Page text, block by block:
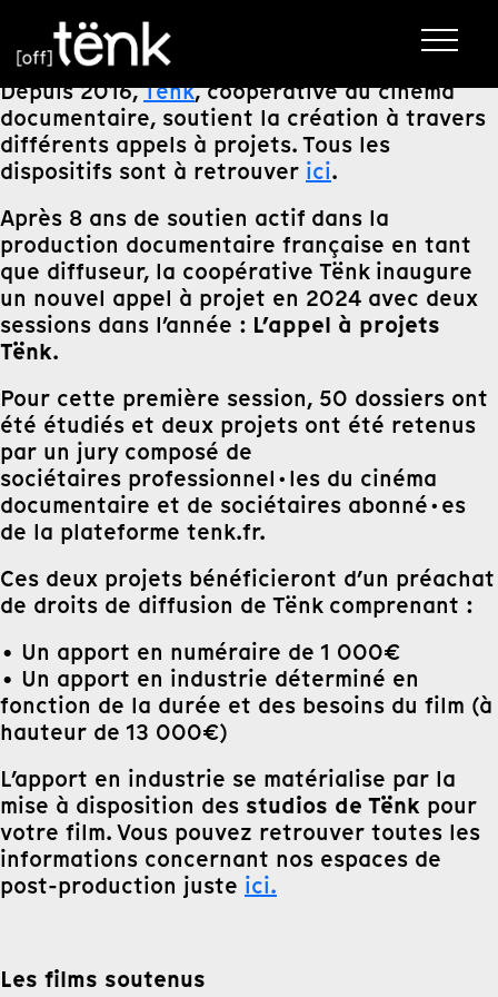
Depuis 2016,Tënk, coopérative du cinéma
documentaire, soutient la création à travers
différents appels à projets. Tous les
dispositifs sont à retrouver ici.
Après 8 ans de soutien actif dans la
production documentaire française en tant
que diffuseur, la coopérative Tënk inaugure
un nouvel appel à projet en 2024 avec deux
sessions dans l’année : L’appel à projets
Tënk.
Pour cette première session, 50 dossiers ont
été étudiés et deux projets ont été retenus
par un jury composé de
sociétaires professionnel·les du cinéma
documentaire et de sociétaires abonné·es
de la plateforme tenk.fr.
Ces deux projets bénéficieront d’un préachat
de droits de diffusion de Tënk comprenant :
• Un apport en numéraire de 1 000€
• Un apport en industrie déterminé en
fonction de la durée et des besoins du film (à
hauteur de 13 000€)
L’apport en industrie se matérialise par la
mise à disposition des studios de Tënk pour
votre film. Vous pouvez retrouver toutes les
informations concernant nos espaces de
post-production juste ici.
Les films soutenus